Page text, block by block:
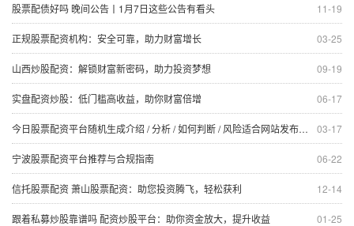
11-19
股票配债好吗 晚间公告丨1月7日这些公告有看头
03-25
正规股票配资机构：安全可靠，助力财富增长
09-19
山西炒股配资：解锁财富新密码，助力投资梦想
06-17
实盘配资炒股：低门槛高收益，助你财富倍增
03-17
今日股票配资平台随机生成介绍 / 分析 / 如何判断 / 风险适合网站发布不超30字的标题
06-22
宁波股票配资平台推荐与合规指南
12-14
信托股票配资 萧山股票配资：助您投资腾飞，轻松获利
01-25
跟着私募炒股靠谱吗 配资炒股平台：助你资金放大，提升收益